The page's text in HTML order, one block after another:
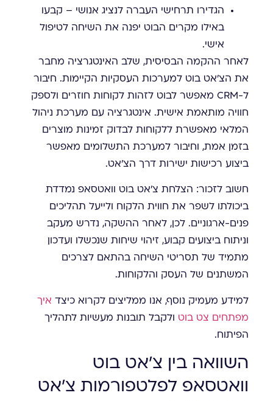
הגדירו תרחישי העברה לנציג אנושי – קבעו
באילו מקרים הבוט יפנה את השיחה לטיפול
אישי.
לאחר ההקמה הבסיסית, שלב האינטגרציה מחבר
את הצ'אט בוט למערכות העסקיות הקיימות. חיבור
ל-CRM מאפשר לבוט לזהות לקוחות חוזרים ולספק
חוויה מותאמת אישית. אינטגרציה עם מערכת ניהול
המלאי מאפשרת ללקוחות לבדוק זמינות מוצרים
בזמן אמת, וחיבור למערכת התשלומים מאפשר
ביצוע רכישות ישירות דרך הצ'אט.
חשוב לזכור: הצלחת צ'אט בוט וואטסאפ נמדדת
ביכולתו לשפר את חווית הלקוח ולייעל תהליכים
פנים-ארגוניים. לכן, לאחר ההשקה, נדרש מעקב
וניתוח ביצועים קבוע, זיהוי שיחות שנכשלו ועדכון
מתמיד של תסריטי השיחה בהתאם לצרכים
המשתנים של העסק והלקוחות.
למידע מעמיק נוסף, אנו ממליצים לקרוא כיצד איך
מפתחים צט בוט ולקבל תובנות מעשיות לתהליך
הפיתוח.
השוואה בין צ'אט בוט
וואטסאפ לפלטפורמות צ'אט